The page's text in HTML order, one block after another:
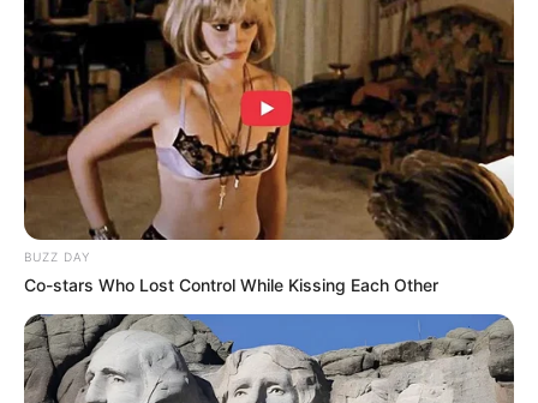
BUZZ DAY
Co-stars Who Lost Control While Kissing Each Other